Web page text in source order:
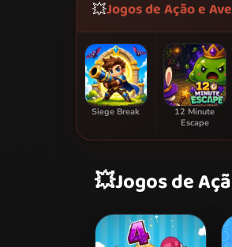
💥Jogos de Ação e
Siege Break
12 Minute
Escape
💥Jogos de